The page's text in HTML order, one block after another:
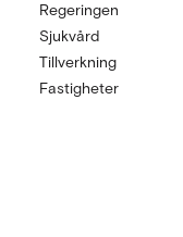
Regeringen
Sjukvård
Tillverkning
Fastigheter